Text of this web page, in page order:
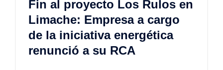
Fin al proyecto Los Rulos en
Limache: Empresa a cargo
de la iniciativa energética
renunció a su RCA